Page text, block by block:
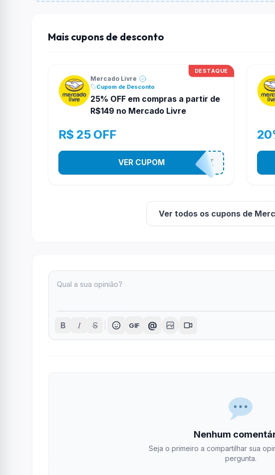
Mais cupons de desconto
DESTAQUE
Mercado Livre
Cupom de Desconto
25% OFF em compras a partir de
R$149 no Mercado Livre
R$ 25 OFF
8DO8MELI
VER CUPOM
Ver todos os cupons de
B I S GIF @
Nenhum
Seja o primeiro a compartilhar sua
pergunta.